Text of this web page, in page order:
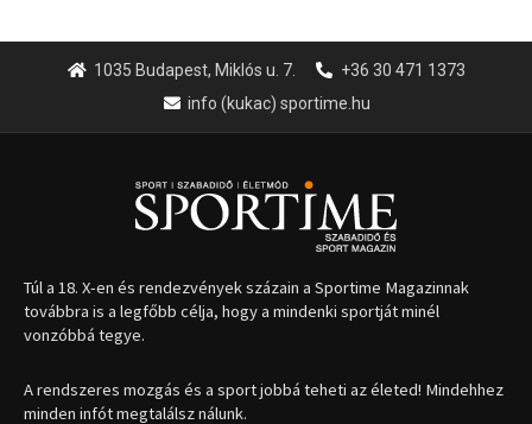
1035 Budapest, Miklós u. 7.
+36 30 471 1373